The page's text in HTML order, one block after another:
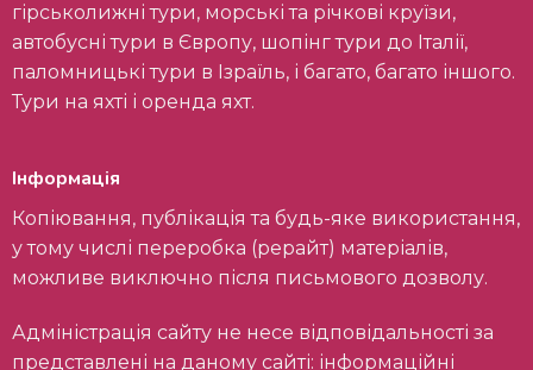
гірськолижні тури, морські та річкові круїзи,
автобусні тури в Європу, шопінг тури до Італії,
паломницькі тури в Ізраїль, і багато, багато іншого.
Тури на яхті і оренда яхт.
Інформація
Копіювання, публікація та будь-яке використання,
у тому числі переробка (рерайт) матеріалів,
можливе виключно після письмового дозволу.
Адміністрація сайту не несе відповідальності за
представлені на даному сайті: інформаційні